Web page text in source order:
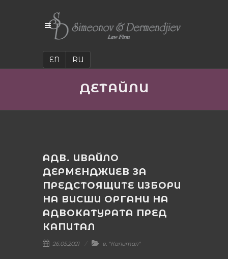
EN RU
ДЕТАЙЛИ
АДВ. ИВАЙЛО
ДЕРМЕНДЖИЕВ ЗА
ПРЕДСТОЯЩИТЕ ИЗБОРИ
НА ВИСШИ ОРГАНИ НА
АДВОКАТУРАТА ПРЕД
КАПИТАЛ
26.05.2021 в. "Капитал"